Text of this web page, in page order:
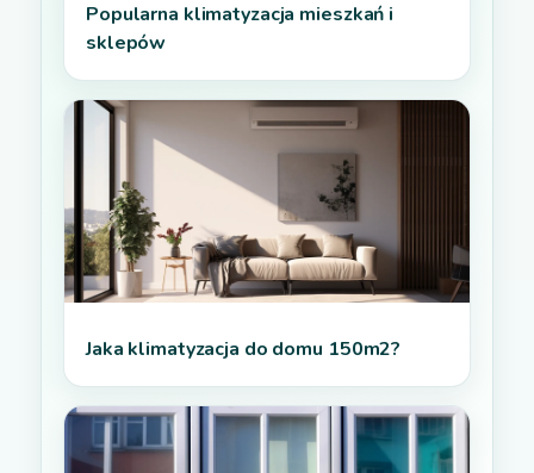
Popularna klimatyzacja mieszkań i
sklepów
Jaka klimatyzacja do domu 150m2?